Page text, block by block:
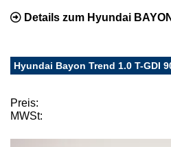
Details zum Hyundai
Hyundai Bayon Trend 1.0 T-GDI
Preis:
MWSt: